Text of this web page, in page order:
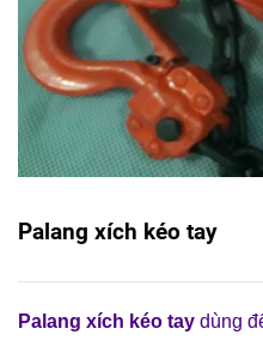
Palang xích kéo tay
Palang xích kéo tay dùng